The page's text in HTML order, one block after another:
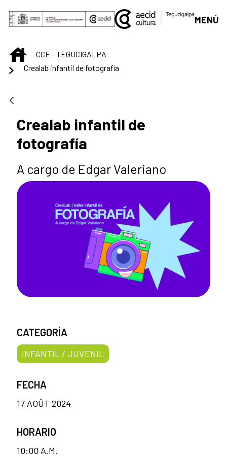
Saut au contenu principal
MENÚ
INICIOCCE - TEGUCIGALPA
Crealab infantil de fotografía
Crealab infantil de
fotografía
A cargo de Edgar Valeriano
CATEGORÍA
INFANTIL / JUVENIL
FECHA
17 AOÛT 2024
HORARIO
10:00 A.M.